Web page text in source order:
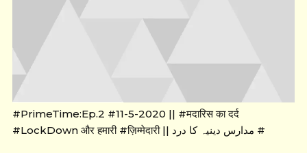
#PrimeTime:Ep.2 #11-5-2020 || #मदारिस का दर्द
#LockDown और हमारी #ज़िम्मेदारी || مدارس دینیہ کا درد #